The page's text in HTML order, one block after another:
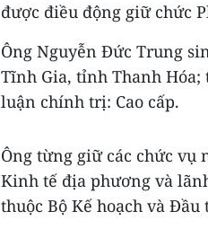
được điều động giữ chức
Ông Nguyễn Đức Trung
Tĩnh Gia, tỉnh Thanh
luận chính trị: Cao cấp.
Ông từng giữ các chức vụ
Kinh tế địa phương và
thuộc Bộ Kế hoạch và Đầu